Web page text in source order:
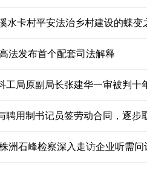
水卡村平安法治乡村建设的蝶变
法发布首个配套司法解释
工局原副局长张建华一审被判十
聘用制书记员签劳动合同，逐步
洲石峰检察深入走访企业听需问